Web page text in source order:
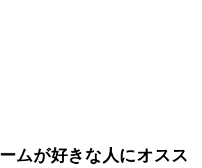
ムが好きな人にオスス